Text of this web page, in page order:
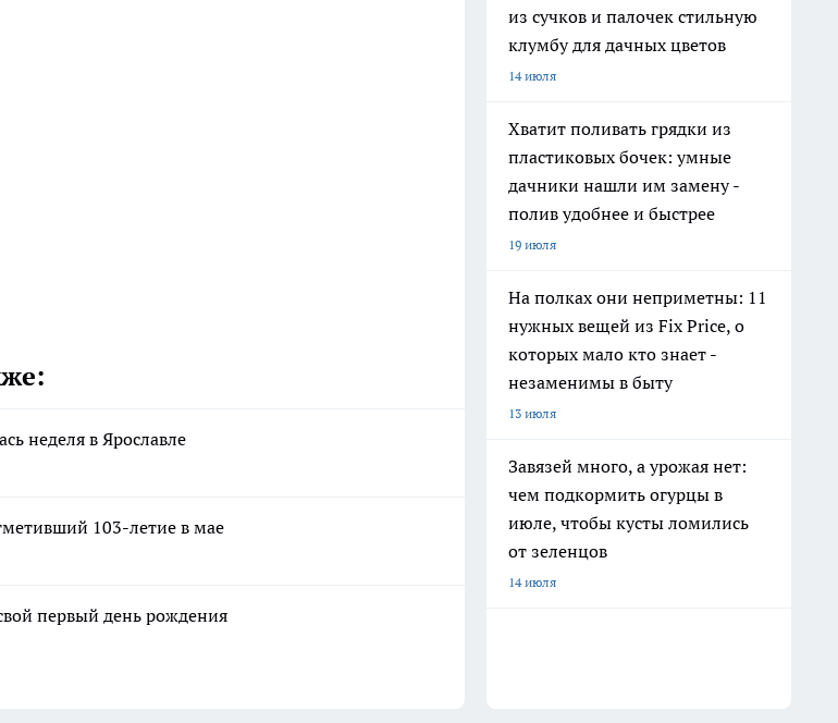
неделя в Ярославле
103-летие в мае
первый день рождения
из сучков и палочек стильную
клумбу для дачных цветов
14 июля
Хватит поливать грядки из
пластиковых бочек: умные
дачники нашли им замену -
полив удобнее и быстрее
19 июля
На полках они неприметны: 11
нужных вещей из Fix Price, о
которых мало кто знает -
незаменимы в быту
13 июля
Завязей много, а урожая нет:
чем подкормить огурцы в
июле, чтобы кусты ломились
от зеленцов
14 июля